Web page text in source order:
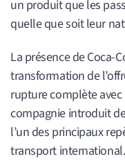
un produit que les
quelle que soit leur
La présence de Coca-
transformation de
rupture complète
compagnie introduit
l’un des principaux
transport international.